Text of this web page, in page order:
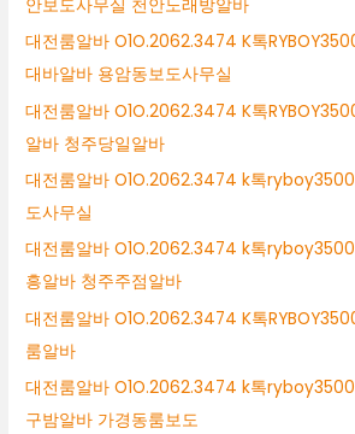
안보도사무실 천안노래방알바
대전룸알바 O1O.2062.3474 K톡
대바알바 용암동보도사무실
대전룸알바 O1O.2062.3474 K톡
알바 청주당일알바
대전룸알바 O1O.2062.3474 k톡
도사무실
대전룸알바 O1O.2062.3474 k톡
흥알바 청주주점알바
대전룸알바 O1O.2062.3474 K톡
룸알바
대전룸알바 O1O.2062.3474 k톡
구밤알바 가경동룸보도